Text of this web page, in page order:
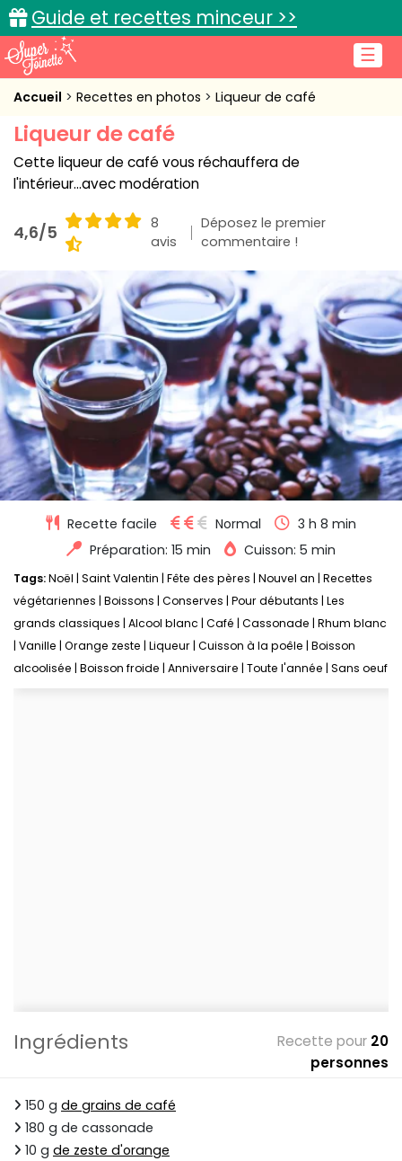
☰
Guide et recettes minceur >>
Accueil
Recettes de cuisine
Cuisine pratique
L'actu cuisine
Connexion
Accueil Recettes en photos Liqueur de café
Liqueur de café
Cette liqueur de café vous réchauffera de
l'intérieur...avec modération
4,6/5
8
avis
Déposez le premier
commentaire !
Recette facile Normal
3 h 8 min
Préparation: 15 min
Cuisson: 5 min
Tags:Noël Saint Valentin Fête des pères Nouvel an Recettes
végétariennes Boissons Conserves Pour débutants Les
grands classiques Alcool blanc Café Cassonade Rhum blanc
Vanille Orange zeste Liqueur Cuisson à la poêle Boisson
alcoolisée Boisson froide Anniversaire Toute l'année Sans oeuf
Ingrédients Recette pour 20
personnes
150 g de grains de café
180 g de cassonade
10 g de zeste d'orange